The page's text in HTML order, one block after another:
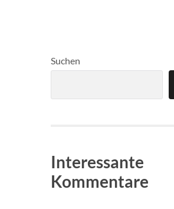
Suchen
Interessante
Kommentare